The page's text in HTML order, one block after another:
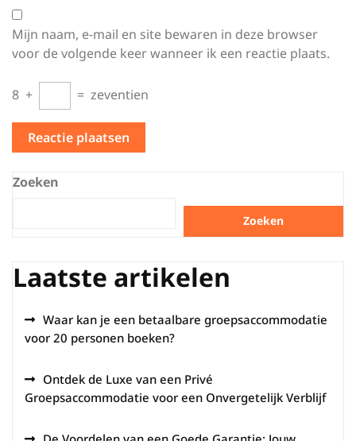
Mijn naam, e-mail en site bewaren in deze browser
voor de volgende keer wanneer ik een reactie plaats.
8 + = zeventien
Zoeken
Zoeken
Laatste artikelen
Waar kan je een betaalbare groepsaccommodatie
voor 20 personen boeken?
Ontdek de Luxe van een Privé
Groepsaccommodatie voor een Onvergetelijk Verblijf